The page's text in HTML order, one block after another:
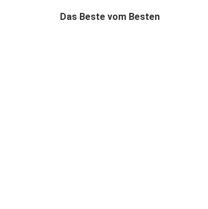
Das Beste vom Besten